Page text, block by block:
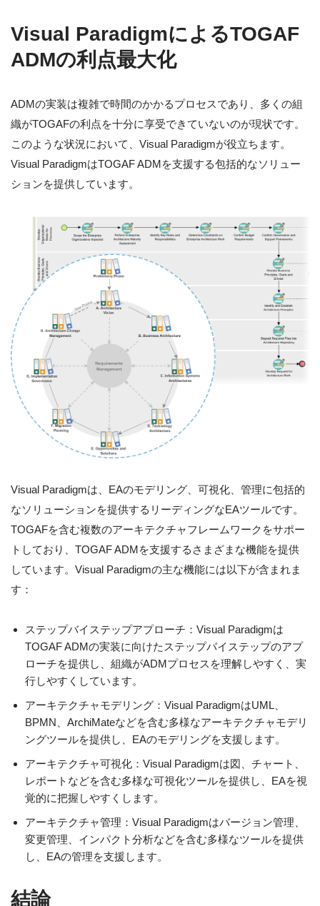
Visual ParadigmによるTOGAF
ADMの利点最大化
ADMの実装は複雑で時間のかかるプロセスであり、多くの組
織がTOGAFの利点を十分に享受できていないのが現状です。
このような状況において、Visual Paradigmが役立ちます。
Visual ParadigmはTOGAF ADMを支援する包括的なソリュー
ションを提供しています。
Visual Paradigmは、EAのモデリング、可視化、管理に包括的
なソリューションを提供するリーディングなEAツールです。
TOGAFを含む複数のアーキテクチャフレームワークをサポー
トしており、TOGAF ADMを支援するさまざまな機能を提供
しています。Visual Paradigmの主な機能には以下が含まれま
す：
ステップバイステップアプローチ：Visual Paradigmは
TOGAF ADMの実装に向けたステップバイステップのアプ
ローチを提供し、組織がADMプロセスを理解しやすく、実
行しやすくしています。
アーキテクチャモデリング：Visual ParadigmはUML、
BPMN、ArchiMateなどを含む多様なアーキテクチャモデリ
ングツールを提供し、EAのモデリングを支援します。
アーキテクチャ可視化：Visual Paradigmは図、チャート、
レポートなどを含む多様な可視化ツールを提供し、EAを視
覚的に把握しやすくします。
アーキテクチャ管理：Visual Paradigmはバージョン管理、
変更管理、インパクト分析などを含む多様なツールを提供
し、EAの管理を支援します。
結論